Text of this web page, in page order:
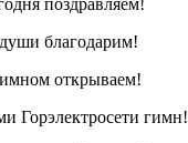
благодарим!
открываем!
Горэлектросети гимн!